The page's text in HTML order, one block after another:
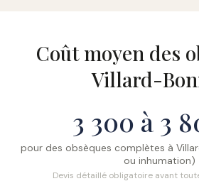
Coût moyen des
Villard-
3 300 à 3
pour des obsèques complètes à
ou inhumation)
Devis détaillé obligatoire avant